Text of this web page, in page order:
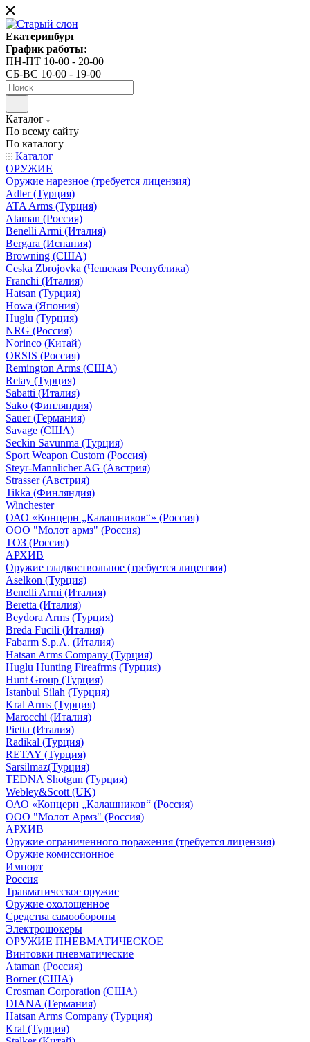
Екатеринбург
График работы:
ПН-ПТ 10-00 - 20-00
СБ-ВС 10-00 - 19-00
Каталог
По всему сайту
По каталогу
Каталог
ОРУЖИЕ
Оружие нарезное (требуется лицензия)
Adler (Турция)
ATA Arms (Турция)
Ataman (Россия)
Benelli Armi (Италия)
Bergara (Испания)
Browning (США)
Ceska Zbrojovka (Чешская Республика)
Franchi (Италия)
Hatsan (Турция)
Howa (Япония)
Huglu (Турция)
NRG (Россия)
Norinco (Китай)
ORSIS (Россия)
Remington Arms (США)
Retay (Турция)
Sabatti (Италия)
Sako (Финляндия)
Sauer (Германия)
Savage (США)
Seckin Savunma (Турция)
Sport Weapon Custom (Россия)
Steyr-Mannlicher AG (Австрия)
Strasser (Австрия)
Tikka (Финляндия)
Winchester
ОАО «Концерн „Калашников“» (Россия)
ООО "Молот армз" (Россия)
ТОЗ (Россия)
АРХИВ
Оружие гладкоствольное (требуется лицензия)
Aselkon (Турция)
Benelli Armi (Италия)
Beretta (Италия)
Beydora Arms (Турция)
Breda Fucili (Италия)
Fabarm S.p.A. (Италия)
Hatsan Arms Company (Турция)
Huglu Hunting Fireafrms (Турция)
Hunt Group (Турция)
Istanbul Silah (Турция)
Kral Arms (Турция)
Marocchi (Италия)
Pietta (Италия)
Radikal (Турция)
RETAY (Турция)
Sarsilmaz(Турция)
TEDNA Shotgun (Турция)
Webley&Scott (UK)
ОАО «Концерн „Калашников“ (Россия)
ООО "Молот Армз" (Россия)
АРХИВ
Оружие ограниченного поражения (требуется лицензия)
Оружие комиссионное
Импорт
Россия
Травматическое оружие
Оружие охолощенное
Средства самообороны
Электрошокеры
ОРУЖИЕ ПНЕВМАТИЧЕСКОЕ
Винтовки пневматические
Ataman (Россия)
Borner (США)
Crosman Corporation (США)
DIANA (Германия)
Hatsan Arms Company (Турция)
Kral (Турция)